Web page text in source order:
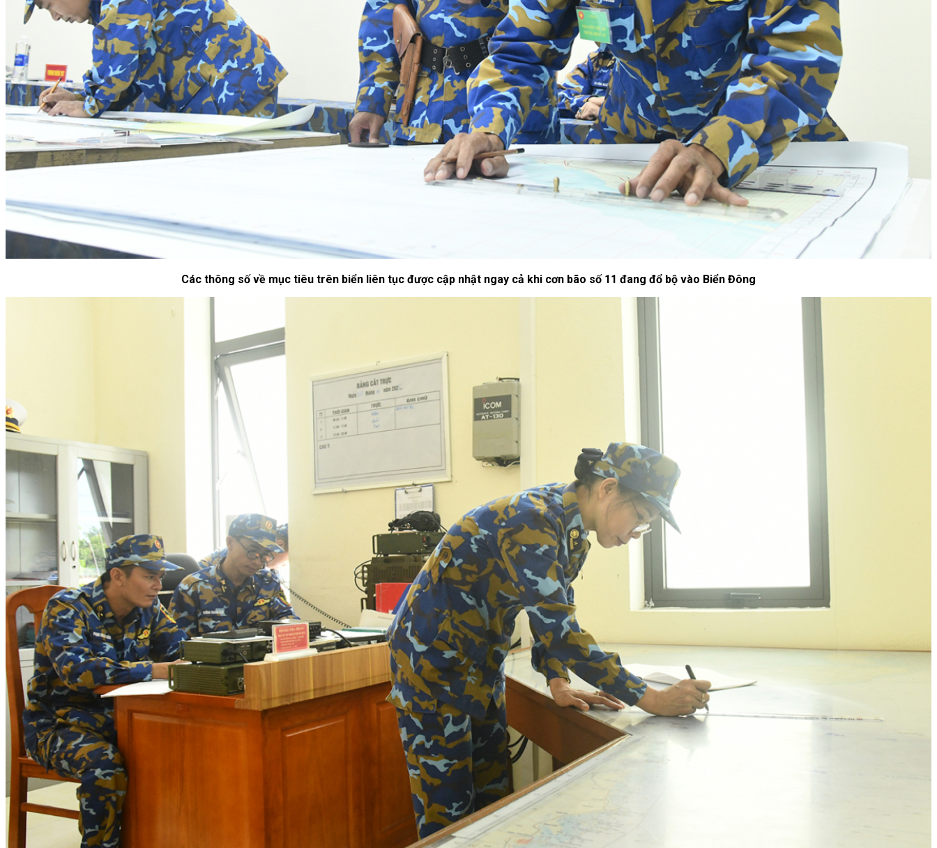
Các thông số về mục tiêu trên biển liên tục được cập nhật ngay cả khi cơn bão số 11 đang đổ bộ vào Biển Đông